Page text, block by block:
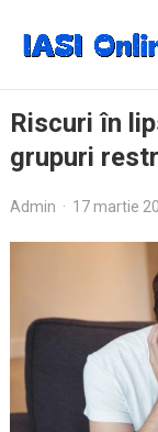
Riscuri în
grupuri
Admin · 17 martie